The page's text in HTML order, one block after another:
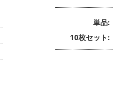
単品:
10枚セット: